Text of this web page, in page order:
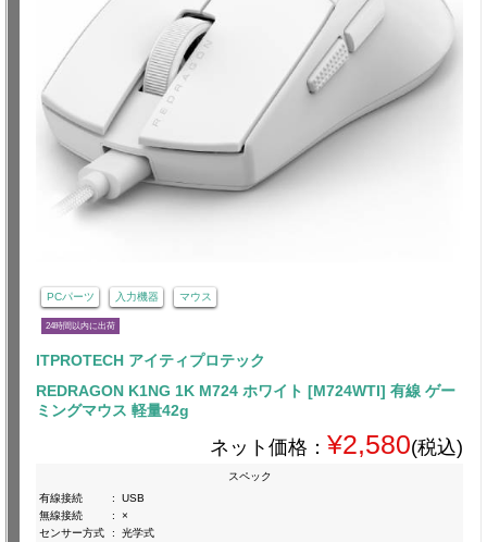
PCパーツ 入力機器 マウス
24時間以内に出荷
ITPROTECH アイティプロテック
REDRAGON K1NG 1K M724 ホワイト [M724WTI] 有線 ゲー
ミングマウス 軽量42g
ネット価格： ¥2,580(税込)
スペック
有線接続
:
USB
無線接続
:
×
センサー方式
:
光学式